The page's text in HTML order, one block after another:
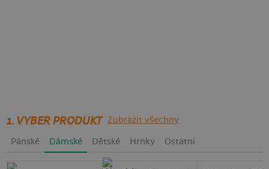
1. VYBER PRODUKT Zobrazit všechny
Pánské Dámské Dětské Hrnky Ostatní